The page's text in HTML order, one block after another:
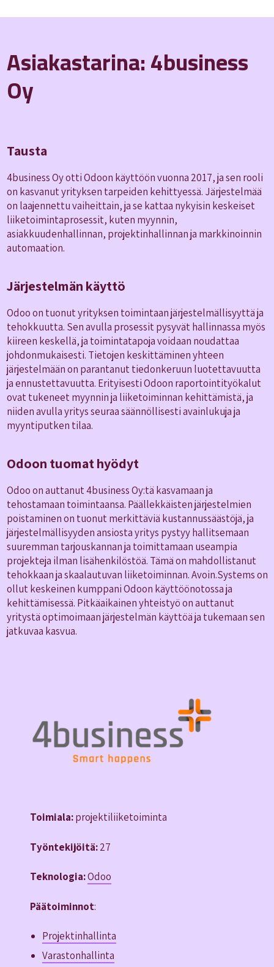
Asiakastarina: 4business
Oy
Tausta
4business Oy otti Odoon käyttöön vuonna 2017, ja sen rooli
on kasvanut yrityksen tarpeiden kehittyessä. Järjestelmää
on laajennettu vaiheittain, ja se kattaa nykyisin keskeiset
liiketoimintaprosessit, kuten myynnin,
asiakkuudenhallinnan, projektinhallinnan ja markkinoinnin
automaation.
Järjestelmän käyttö
Odoo on tuonut yrityksen toimintaan järjestelmällisyyttä ja
tehokkuutta. Sen avulla prosessit pysyvät hallinnassa myös
kiireen keskellä, ja toimintatapoja voidaan noudattaa
johdonmukaisesti. Tietojen keskittäminen yhteen
järjestelmään on parantanut tiedonkeruun luotettavuutta
ja ennustettavuutta. Erityisesti Odoon raportointityökalut
ovat tukeneet myynnin ja liiketoiminnan kehittämistä, ja
niiden avulla yritys seuraa säännöllisesti avainlukuja ja
myyntiputken tilaa.
Odoon tuomat hyödyt
Odoo on auttanut 4business Oy:tä kasvamaan ja
tehostamaan toimintaansa. Päällekkäisten järjestelmien
poistaminen on tuonut merkittäviä kustannussäästöjä, ja
järjestelmällisyyden ansiosta yritys pystyy hallitsemaan
suuremman tarjouskannan ja toimittamaan useampia
projekteja ilman lisähenkilöstöä. Tämä on mahdollistanut
tehokkaan ja skaalautuvan liiketoiminnan. Avoin.Systems on
ollut keskeinen kumppani Odoon käyttöönotossa ja
kehittämisessä. Pitkäaikainen yhteistyö on auttanut
yritystä optimoimaan järjestelmän käyttöä ja tukemaan sen
jatkuvaa kasvua.
Toimiala:projektiliiketoiminta
Työntekijöitä:27
Teknologia:Odoo
Päätoiminnot:
Projektinhallinta
Varastonhallinta